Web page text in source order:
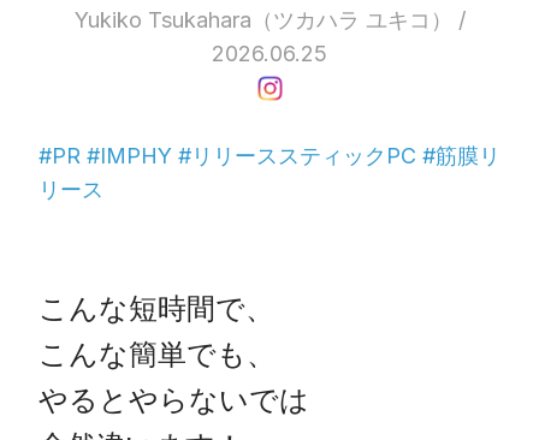
Yukiko Tsukahara（ツカハラ ユキコ） /
2026.06.25
#PR #IMPHY #リリーススティックPC #筋膜リ
リース
こんな短時間で、
こんな簡単でも、
やるとやらないでは